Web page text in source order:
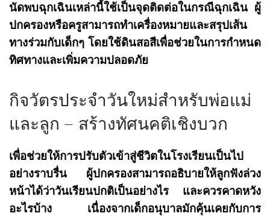
นัดพบฉุกเฉินเหล่านี้ใช้เป็นจุดติดต่อในกรณีฉุกเฉิน ผู้
ปกครองหรือครูสามารถทำเครื่องหมายและสรุปเส้น
ทางร่วมกับเด็กๆ โดยใช้ดินสอสีเพื่อช่วยในการกำหนด
ทิศทางและเพิ่มความปลอดภัย
กิจวัตรประจำวันใหม่สำหรับพ่อแม่
และลูก – สร้างทัศนคติเชิงบวก
เพื่อช่วยให้การปรับตัวเข้าสู่ชีวิตในโรงเรียนเป็นไป
อย่างราบรื่น ผู้ปกครองสามารถอธิบายให้ลูกฟังล่วง
หน้าได้ว่าวันเรียนปกติเป็นอย่างไร และควรคาดหวัง
อะไรบ้าง เนื่องจากเด็กอนุบาลมักคุ้นเคยกับการ